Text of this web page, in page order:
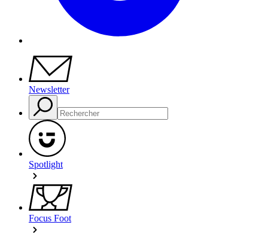
Newsletter
Spotlight
Focus Foot